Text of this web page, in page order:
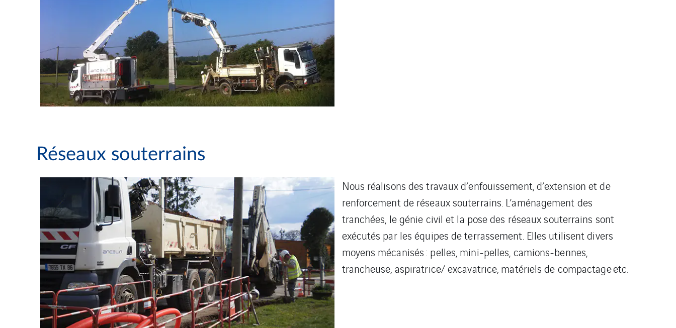
Réseaux souterrains
Nous réalisons des travaux d’enfouissement, d’extension et de
renforcement de réseaux souterrains. L’aménagement des
tranchées, le génie civil et la pose des réseaux souterrains sont
exécutés par les équipes de terrassement. Elles utilisent divers
moyens mécanisés : pelles, mini-pelles, camions-bennes,
trancheuse, aspiratrice/ excavatrice, matériels de compactage etc.